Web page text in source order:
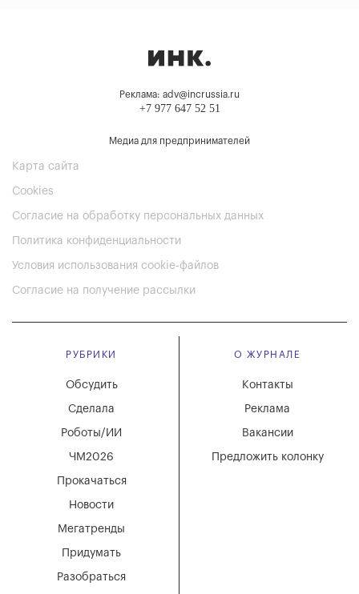
Реклама: adv@incrussia.ru
+7 977 647 52 51
Медиа для предпринимателей
Карта сайта
Cookies
Согласие на обработку персональных данных
Политика конфиденциальности
Условия использования cookie-файлов
Согласие на получение рассылки
РУБРИКИ
Мегатренды
Придумать
Разобраться
Новости
Обсудить
Сделала
Роботы/ИИ
ЧМ2026
Прокачаться
О ЖУРНАЛЕ
Вакансии
Реклама
Контакты
Предложить колонку